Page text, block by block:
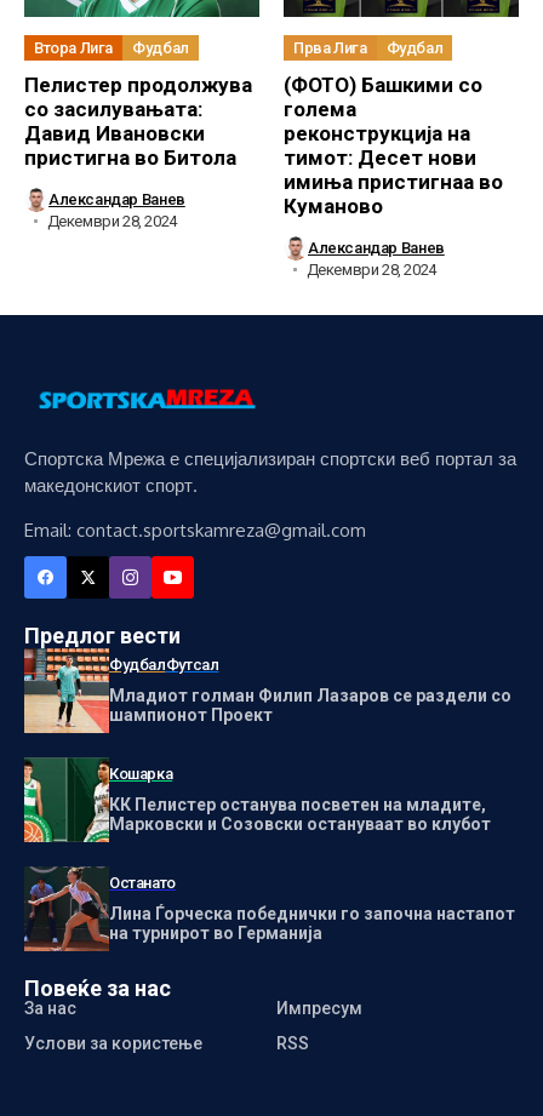
Втора Лига Фудбал
Пелистер продолжува
со засилувањата:
Давид Ивановски
пристигна во Битола
Александар Ванев
Декември 28, 2024
Прва Лига Фудбал
(ФОТО) Башкими со
голема
реконструкција на
тимот: Десет нови
имиња пристигнаа во
Куманово
Александар Ванев
Декември 28, 2024
Спортска Мрежа е специјализиран спортски веб портал за
македонскиот спорт.
Email: contact.sportskamreza@gmail.com
Предлог вести
ФудбалФутсал
Младиот голман Филип Лазаров се раздели со
шампионот Проект
Кошарка
КК Пелистер останува посветен на младите,
Марковски и Созовски остануваат во клубот
Останато
Лина Ѓорческа победнички го започна настапот
на турнирот во Германија
Повеќе за нас
За нас
Импресум
Услови за користење
RSS